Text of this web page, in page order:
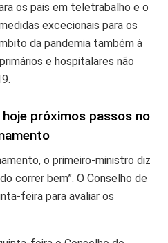
os pais em teletrabalho e o
excecionais para os
da pandemia também à
e hospitalares não
próximos passos no
o primeiro-ministro diz
correr bem”. O Conselho de
feira para avaliar os